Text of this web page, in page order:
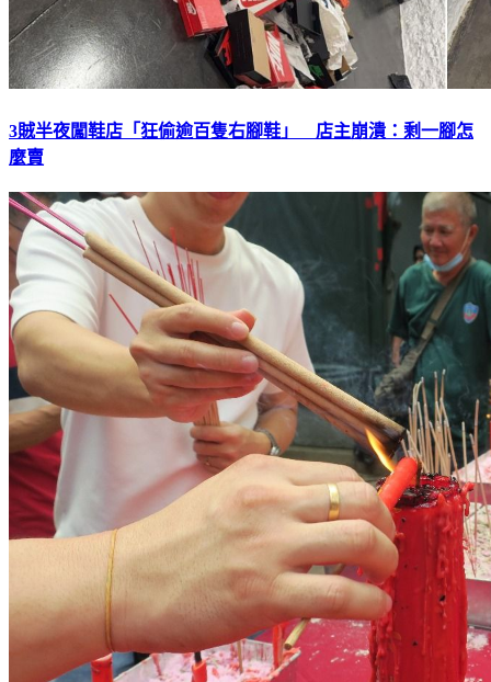
3賊半夜闖鞋店「狂偷逾百隻右腳鞋」 店主崩潰：剩一腳怎
麼賣